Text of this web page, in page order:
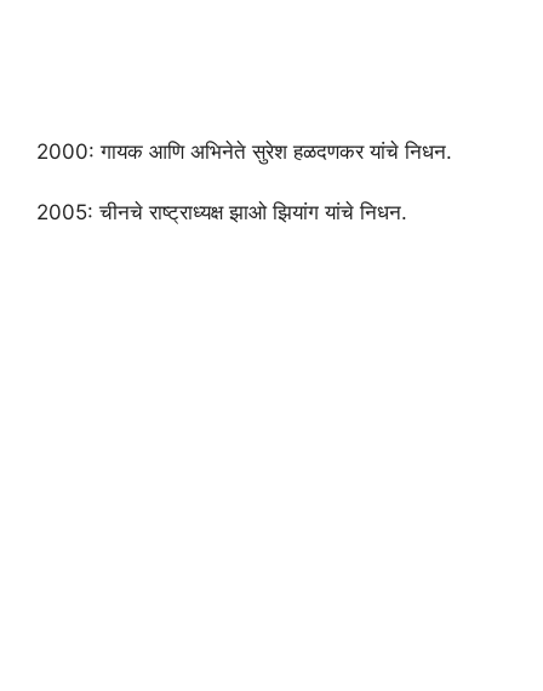
2000: गायक आणि अभिनेते सुरेश हळदणकर यांचे निधन.
2005: चीनचे राष्ट्राध्यक्ष झाओ झियांग यांचे निधन.